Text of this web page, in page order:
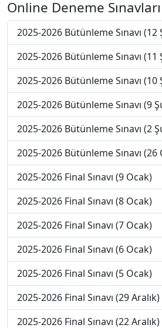
Online Deneme Sınavları
2025-2026 Bütünleme Sınavı (12
2025-2026 Bütünleme Sınavı (11
2025-2026 Bütünleme Sınavı (10
2025-2026 Bütünleme Sınavı (9
2025-2026 Bütünleme Sınavı (2
2025-2026 Bütünleme Sınavı (26
2025-2026 Final Sınavı (9 Ocak)
2025-2026 Final Sınavı (8 Ocak)
2025-2026 Final Sınavı (7 Ocak)
2025-2026 Final Sınavı (6 Ocak)
2025-2026 Final Sınavı (5 Ocak)
2025-2026 Final Sınavı (29 Aralık)
2025-2026 Final Sınavı (22 Aralık)